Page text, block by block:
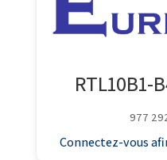
RTL10B1-
977
Connectez-vous